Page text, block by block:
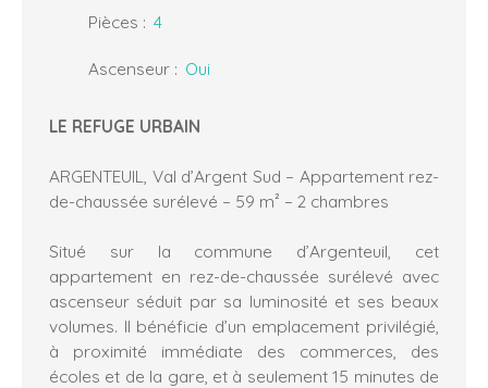
Pièces : 4
Ascenseur : Oui
LE REFUGE URBAIN
ARGENTEUIL, Val d’Argent Sud – Appartement rez-
de-chaussée surélevé – 59 m² – 2 chambres
Situé sur la commune d’Argenteuil, cet
appartement en rez-de-chaussée surélevé avec
ascenseur séduit par sa luminosité et ses beaux
volumes. Il bénéficie d’un emplacement privilégié,
à proximité immédiate des commerces, des
écoles et de la gare, et à seulement 15 minutes de